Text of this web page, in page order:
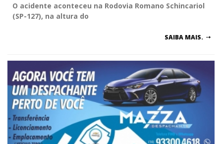
O acidente aconteceu na Rodovia Romano Schincariol
(SP-127), na altura do
SAIBA MAIS.